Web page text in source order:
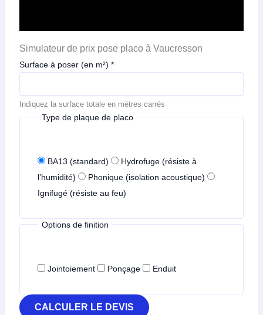
Simulateur de prix pose placo à Vaucresson
Surface à poser (en m²) *
Indiquez la surface totale en mètres carrés
Type de plaque de placo
BA13 (standard)
Hydrofuge (résiste à
l’humidité)
Phonique (isolation acoustique)
Ignifugé (résiste au feu)
Options de finition
Jointoiement Ponçage Enduit
CALCULER LE DEVIS